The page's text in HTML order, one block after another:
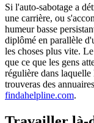
Si l'auto-sabotage a
une carrière, ou
humeur basse
diplômé en parallèle
les choses plus vite.
que ce que les gens
régulière dans
trouveras des
findahelpline.com.